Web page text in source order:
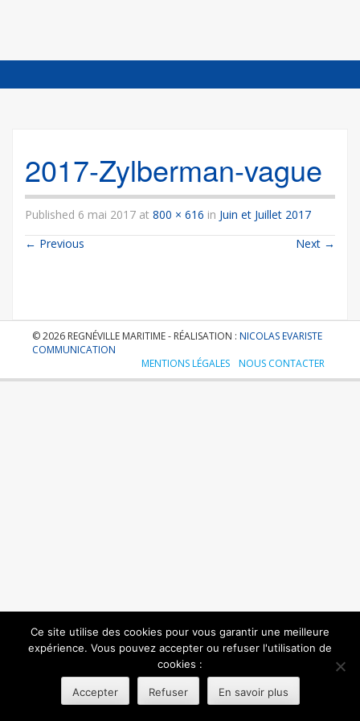
2017-Zylberman-vague
Published 6 mai 2017 at 800 × 616 in Juin et Juillet 2017
← Previous Next →
© 2026 REGNÉVILLE MARITIME - RÉALISATION : NICOLAS EVARISTE
COMMUNICATION
MENTIONS LÉGALES
NOUS CONTACTER
Ce site utilise des cookies pour vous garantir une meilleure
expérience. Vous pouvez accepter ou refuser l'utilisation de
cookies :
Accepter Refuser En savoir plus